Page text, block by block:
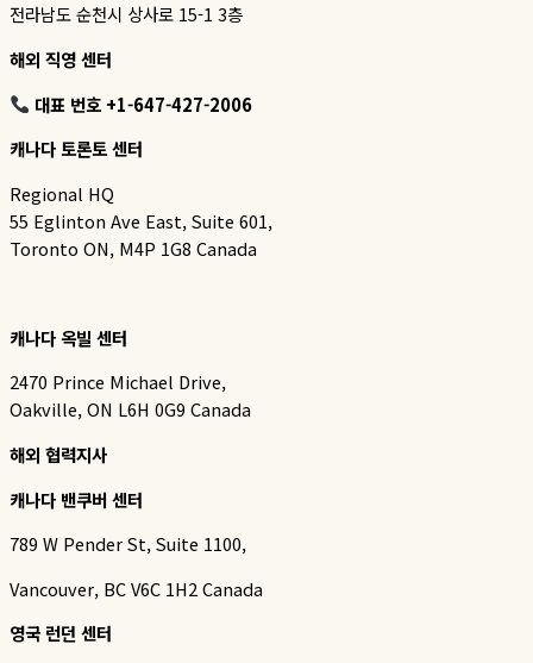
전라남도 순천시 상사로 15-1 3층
해외 직영 센터
대표 번호 +1-647-427-2006
캐나다 토론토 센터
Regional HQ
55 Eglinton Ave East, Suite 601,
Toronto ON, M4P 1G8 Canada
캐나다 옥빌 센터
2470 Prince Michael Drive,
Oakville, ON L6H 0G9 Canada
해외 협력지사
캐나다 밴쿠버 센터
789 W Pender St, Suite 1100,
Vancouver, BC V6C 1H2 Canada
영국 런던 센터